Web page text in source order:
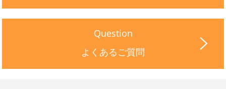
Question
よくあるご質問